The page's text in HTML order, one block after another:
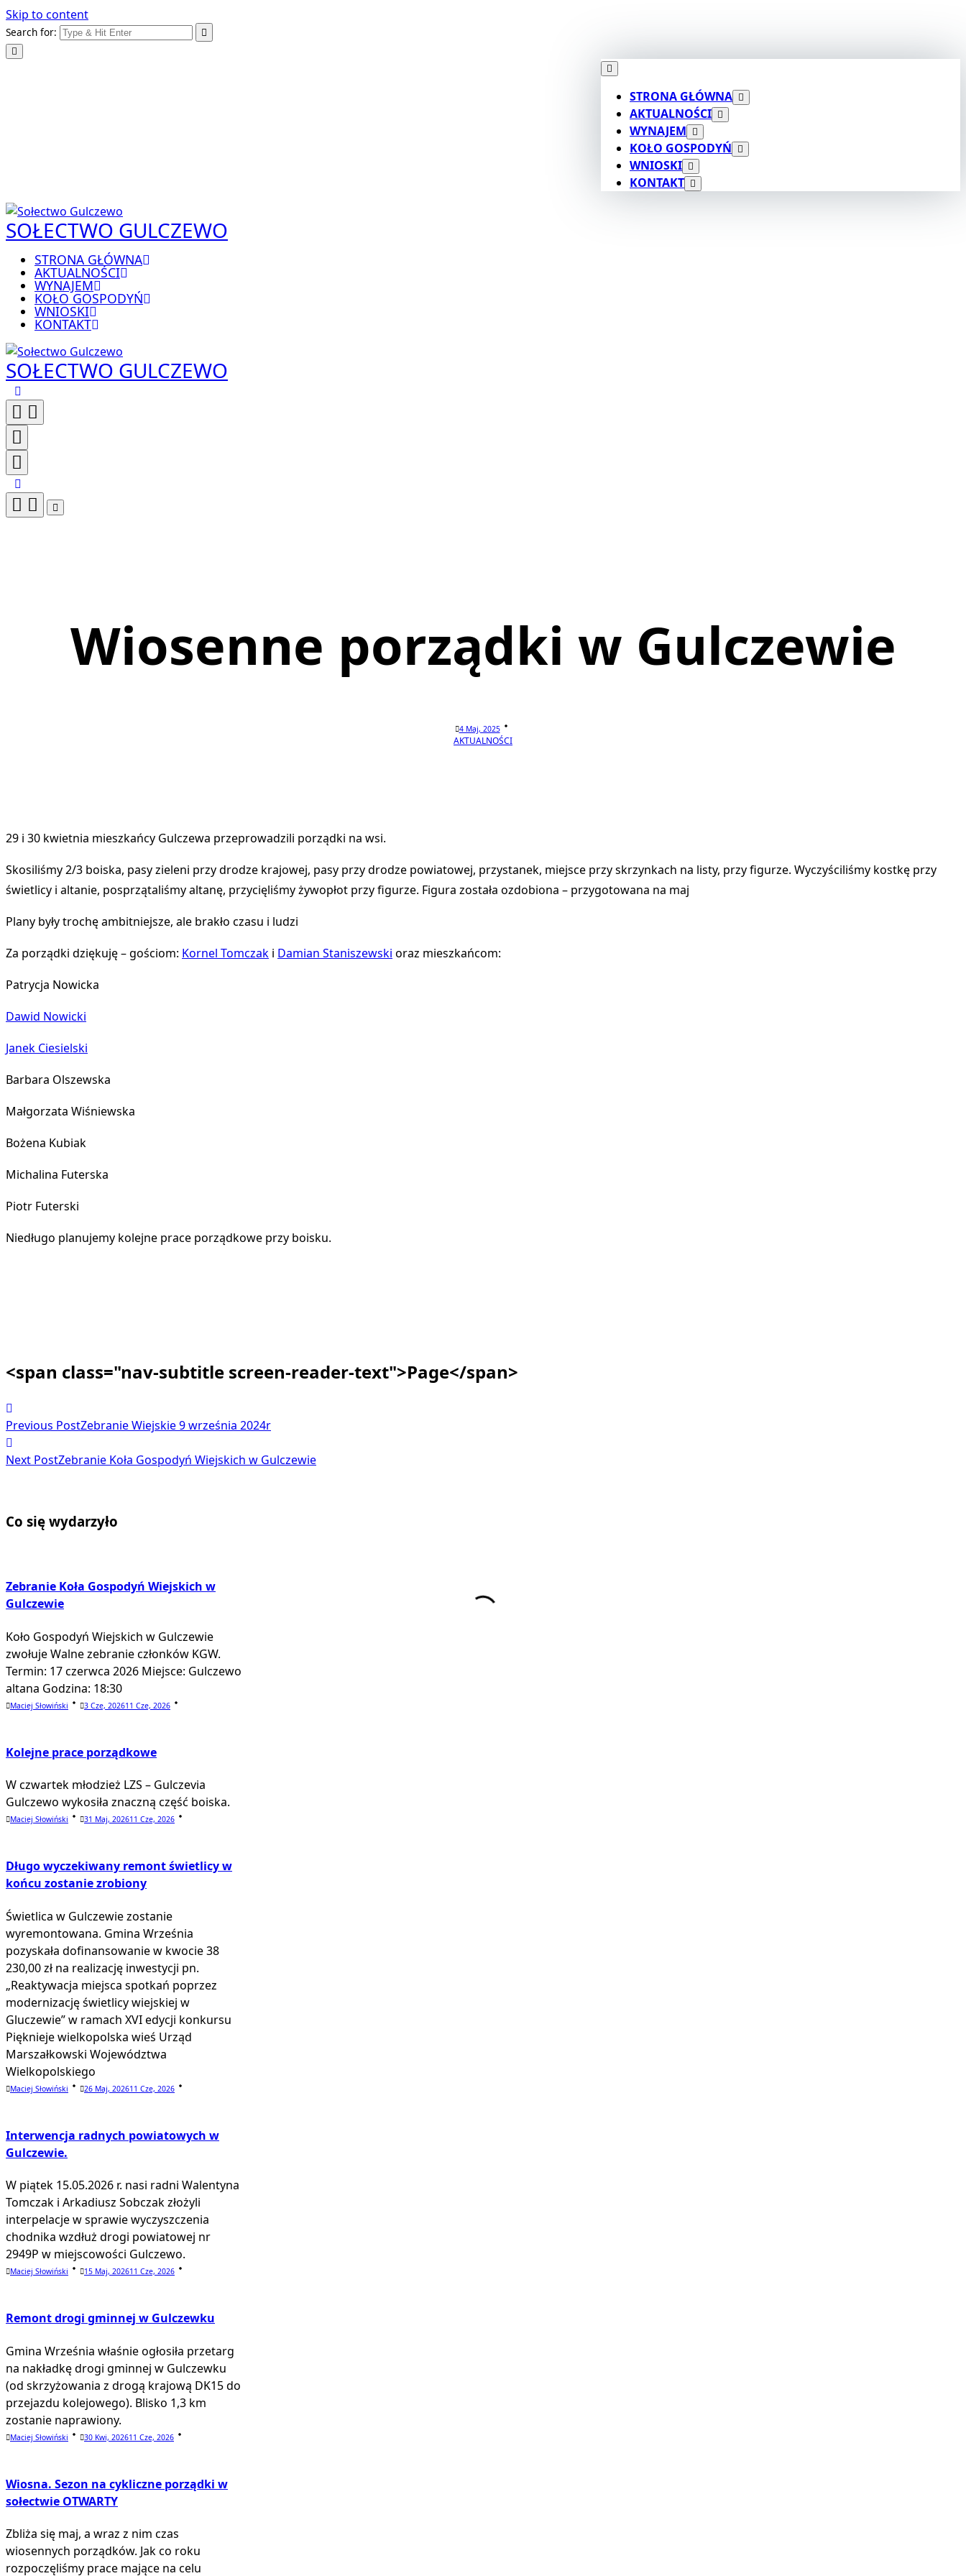
Skip to content
Search for:
STRONA GŁÓWNA
AKTUALNOŚCI
WYNAJEM
KOŁO GOSPODYŃ
WNIOSKI
KONTAKT
SOŁECTWO GULCZEWO
STRONA GŁÓWNA
AKTUALNOŚCI
WYNAJEM
KOŁO GOSPODYŃ
WNIOSKI
KONTAKT
SOŁECTWO GULCZEWO
Wiosenne porządki w Gulczewie
4 Maj, 2025
AKTUALNOŚCI
29 i 30 kwietnia mieszkańcy Gulczewa przeprowadzili porządki na wsi.
Skosiliśmy 2/3 boiska, pasy zieleni przy drodze krajowej, pasy przy drodze powiatowej, przystanek, miejsce przy skrzynkach na listy, przy figurze. Wyczyściliśmy kostkę przy
świetlicy i altanie, posprzątaliśmy altanę, przycięliśmy żywopłot przy figurze. Figura została ozdobiona – przygotowana na maj
Plany były trochę ambitniejsze, ale brakło czasu i ludzi
Za porządki dziękuję – gościom: Kornel Tomczak i Damian Staniszewski oraz mieszkańcom:
Patrycja Nowicka
Dawid Nowicki
Janek Ciesielski
Barbara Olszewska
Małgorzata Wiśniewska
Bożena Kubiak
Michalina Futerska
Piotr Futerski
Niedługo planujemy kolejne prace porządkowe przy boisku.
<span class="nav-subtitle screen-reader-text">Page</span>
Previous PostZebranie Wiejskie 9 września 2024r
Next PostZebranie Koła Gospodyń Wiejskich w Gulczewie
Co się wydarzyło
Zebranie Koła Gospodyń Wiejskich w
Gulczewie
Koło Gospodyń Wiejskich w Gulczewie
zwołuje Walne zebranie członków KGW.
Termin: 17 czerwca 2026 Miejsce: Gulczewo
altana Godzina: 18:30
Maciej Słowiński 3 Cze, 202611 Cze, 2026
Kolejne prace porządkowe
W czwartek młodzież LZS – Gulczevia
Gulczewo wykosiła znaczną część boiska.
Maciej Słowiński 31 Maj, 202611 Cze, 2026
Długo wyczekiwany remont świetlicy w
końcu zostanie zrobiony
Świetlica w Gulczewie zostanie
wyremontowana. Gmina Września
pozyskała dofinansowanie w kwocie 38
230,00 zł na realizację inwestycji pn.
„Reaktywacja miejsca spotkań poprzez
modernizację świetlicy wiejskiej w
Gluczewie” w ramach XVI edycji konkursu
Pięknieje wielkopolska wieś Urząd
Marszałkowski Województwa
Wielkopolskiego
Maciej Słowiński 26 Maj, 202611 Cze, 2026
Interwencja radnych powiatowych w
Gulczewie.
W piątek 15.05.2026 r. nasi radni Walentyna
Tomczak i Arkadiusz Sobczak złożyli
interpelacje w sprawie wyczyszczenia
chodnika wzdłuż drogi powiatowej nr
2949P w miejscowości Gulczewo.
Maciej Słowiński 15 Maj, 202611 Cze, 2026
Remont drogi gminnej w Gulczewku
Gmina Września właśnie ogłosiła przetarg
na nakładkę drogi gminnej w Gulczewku
(od skrzyżowania z drogą krajową DK15 do
przejazdu kolejowego). Blisko 1,3 km
zostanie naprawiony.
Maciej Słowiński 30 Kwi, 202611 Cze, 2026
Wiosna. Sezon na cykliczne porządki w
sołectwie OTWARTY
Zbliża się maj, a wraz z nim czas
wiosennych porządków. Jak co roku
rozpoczęliśmy prace mające na celu